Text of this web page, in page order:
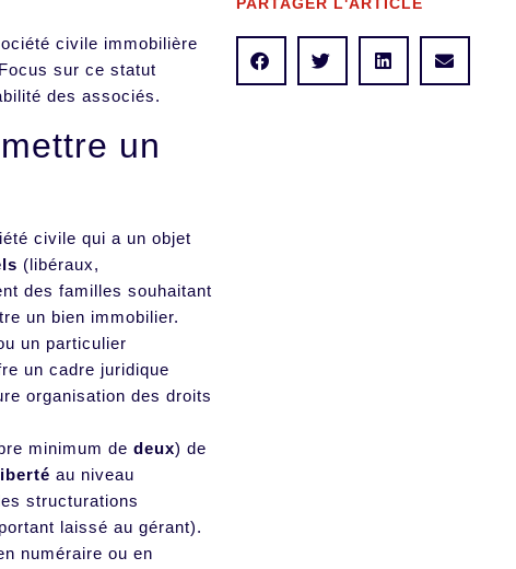
civile immobilière
sur ce statut
des associés.
un
civile qui a un objet
(libéraux,
des familles souhaitant
un bien immobilier.
un particulier
un cadre juridique
organisation des droits
minimum de deux) de
au niveau
structurations
laissé au gérant).
numéraire ou en